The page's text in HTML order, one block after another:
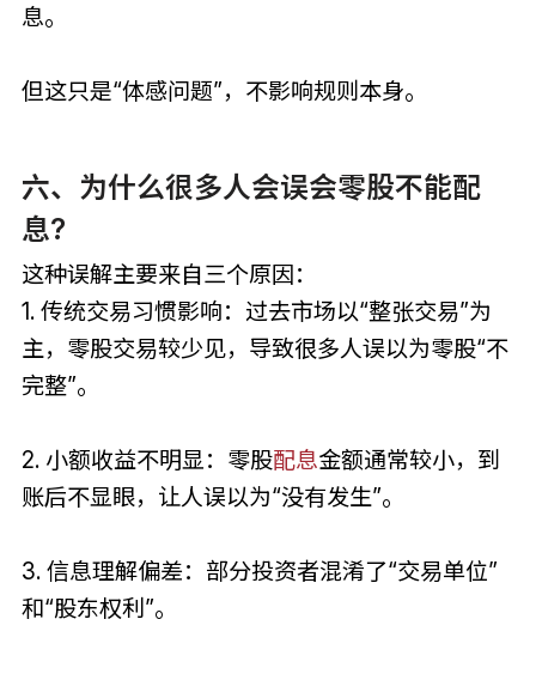
息。
但这只是“体感问题”，不影响规则本身。
六、为什么很多人会误会零股不能配
息?
这种误解主要来自三个原因：
1. 传统交易习惯影响：过去市场以“整张交易”为
主，零股交易较少见，导致很多人误以为零股“不
完整”。
2. 小额收益不明显：零股配息金额通常较小，到
账后不显眼，让人误以为“没有发生”。
3. 信息理解偏差：部分投资者混淆了“交易单位”
和“股东权利”。